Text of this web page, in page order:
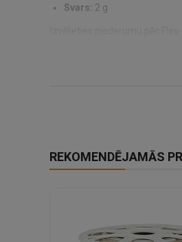
Svars: 2 g
Izvēlieties piederumu pēc
REKOMENDĒJAMĀS